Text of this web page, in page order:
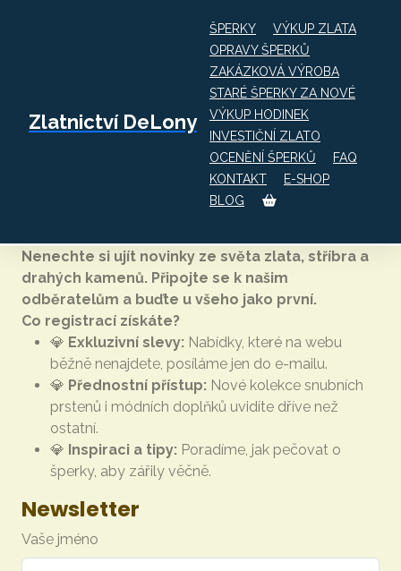
Zlatnictví DeLony
ŠPERKY
VÝKUP ZLATA
OPRAVY ŠPERKŮ
ZAKÁZKOVÁ VÝROBA
STARÉ ŠPERKY ZA NOVÉ
VÝKUP HODINEK
INVESTIČNÍ ZLATO
OCENĚNÍ ŠPERKŮ
FAQ
KONTAKT
E-SHOP
BLOG
Úvod Novinky na váš e-mail
Novinky na váš e-mail
Nenechte si ujít novinky ze světa zlata, stříbra a
drahých kamenů. Připojte se k našim
odběratelům a buďte u všeho jako první.
Co registrací získáte?
💎 Exkluzivní slevy: Nabídky, které na webu
běžně nenajdete, posíláme jen do e-mailu.
💎 Přednostní přístup: Nové kolekce snubních
prstenů i módních doplňků uvidíte dříve než
ostatní.
💎 Inspiraci a tipy: Poradíme, jak pečovat o
šperky, aby zářily věčně.
Newsletter
Vaše jméno